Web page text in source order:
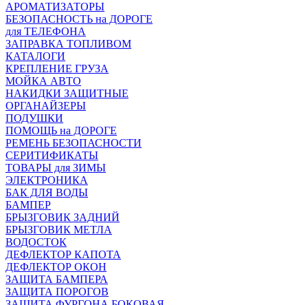
АРОМАТИЗАТОРЫ
БЕЗОПАСНОСТЬ на ДОРОГЕ
для ТЕЛЕФОНА
ЗАПРАВКА ТОПЛИВОМ
КАТАЛОГИ
КРЕПЛЕНИЕ ГРУЗА
МОЙКА АВТО
НАКИДКИ ЗАЩИТНЫЕ
ОРГАНАЙЗЕРЫ
ПОДУШКИ
ПОМОЩЬ на ДОРОГЕ
РЕМЕНЬ БЕЗОПАСНОСТИ
СЕРИТИФИКАТЫ
ТОВАРЫ для ЗИМЫ
ЭЛЕКТРОНИКА
БАК ДЛЯ ВОДЫ
БАМПЕР
БРЫЗГОВИК ЗАДНИЙ
БРЫЗГОВИК МЕТЛА
ВОДОСТОК
ДЕФЛЕКТОР КАПОТА
ДЕФЛЕКТОР ОКОН
ЗАЩИТА БАМПЕРА
ЗАЩИТА ПОРОГОВ